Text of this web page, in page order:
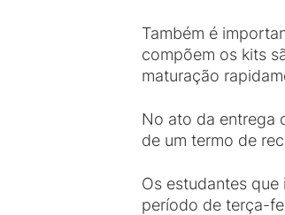
Também é
compõem os kits
maturação
No ato da entrega
de um termo de
Os estudantes
período de terça-